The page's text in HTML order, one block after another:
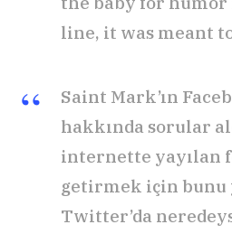
line, it was meant
Saint Mark’ın
hakkında sorular
internette yayılan
getirmek için bunu
Twitter’da